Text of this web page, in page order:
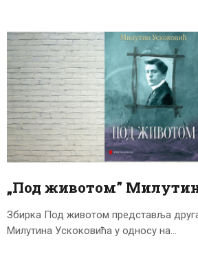
ЗАБОРАВА
АУТОРИ
АКТУЕЛНОСТИ
ЦЕНОВНИК
ПИСМО
„Под животом”
Збирка Под животом представља
Милутина Ускоковића у односу на…